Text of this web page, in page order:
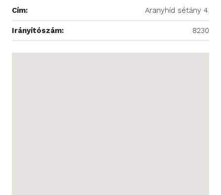
Cím: Aranyhíd sétány 4.
Irányítószám: 8230